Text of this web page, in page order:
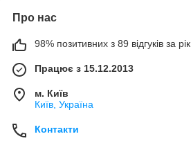
Про нас
98% позитивних з 89 відгуків за рік
Працює з 15.12.2013
м. Київ
Київ, Україна
Контакти